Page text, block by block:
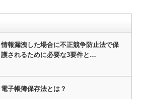
情報漏洩した場合に不正競争防止法で保
護されるために必要な3要件と…
電子帳簿保存法とは？